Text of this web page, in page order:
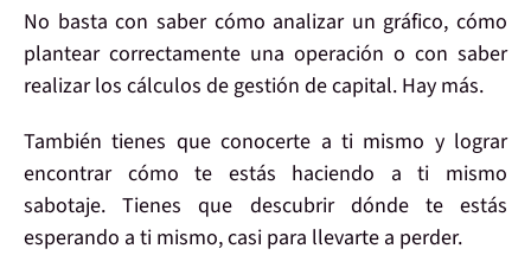
No basta con saber cómo analizar un gráfico, cómo
plantearcorrectamente una operación o con saber
realizar los cálculos degestión de capital. Hay más.
También tienes queconocerte a ti mismo y lograr
encontrar cómo te estás haciendo a ti mismo
sabotaje. Tienes que descubrir dónde te estás
esperando a ti mismo, casi para llevarte a perder.